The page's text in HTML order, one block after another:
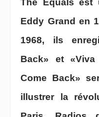
The Equals est
Eddy Grand en
1968, ils
Back» et
Come Back»
illustrer la